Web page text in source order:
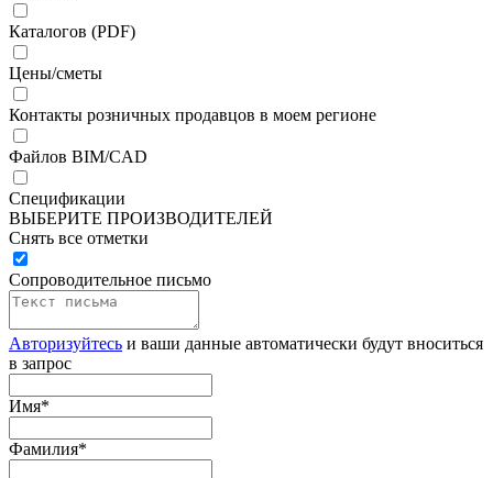
Каталогов (PDF)
Цены/сметы
Контакты розничных продавцов в моем регионе
Файлов BIM/CAD
Спецификации
ВЫБЕРИТЕ ПРОИЗВОДИТЕЛЕЙ
Снять все отметки
Сопроводительное письмо
Авторизуйтесь и ваши данные автоматически будут вноситься
в запрос
Имя*
Фамилия*